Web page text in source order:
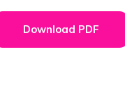
Download PDF